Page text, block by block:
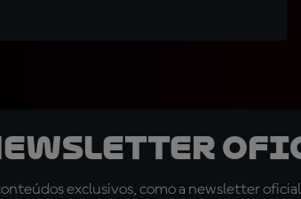
exclusivos, como a newsletter